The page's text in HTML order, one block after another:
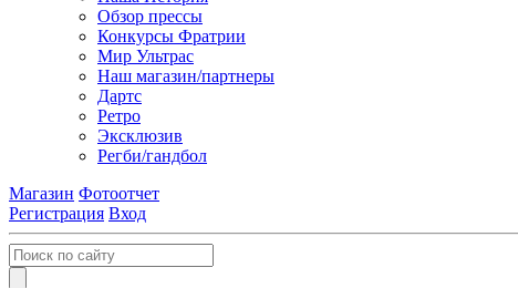
Обзор прессы
Конкурсы Фратрии
Мир Ультрас
Наш магазин/партнеры
Дартс
Ретро
Эксклюзив
Регби/гандбол
Магазин Фотоотчет
Регистрация Вход